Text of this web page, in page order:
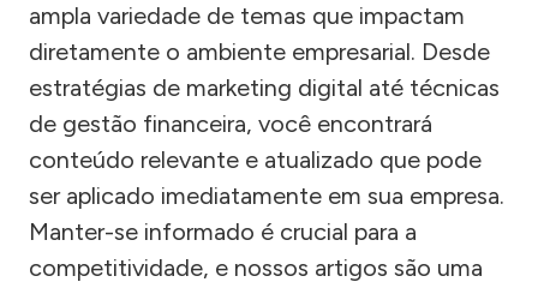
ampla variedade de temas que impactam
diretamente o ambiente empresarial. Desde
estratégias de marketing digital até técnicas
de gestão financeira, você encontrará
conteúdo relevante e atualizado que pode
ser aplicado imediatamente em sua empresa.
Manter-se informado é crucial para a
competitividade, e nossos artigos são uma